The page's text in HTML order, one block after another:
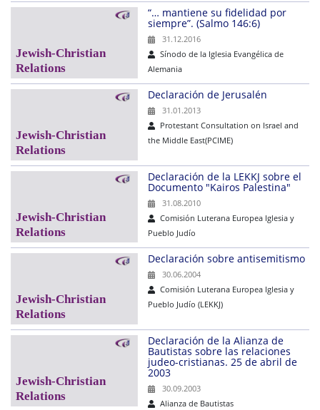
“… mantiene su fidelidad por
siempre”. (Salmo 146:6)
31.12.2016
Sínodo de la Iglesia Evangélica de
Alemania
Declaración de Jerusalén
31.01.2013
Protestant Consultation on Israel and
the Middle East(PCIME)
Declaración de la LEKKJ sobre el
Documento "Kairos Palestina"
31.08.2010
Comisión Luterana Europea Iglesia y
Pueblo Judío
Declaración sobre antisemitismo
30.06.2004
Comisión Luterana Europea Iglesia y
Pueblo Judío (LEKKJ)
Declaración de la Alianza de
Bautistas sobre las relaciones
judeo-cristianas. 25 de abril de
2003
30.09.2003
Alianza de Bautistas